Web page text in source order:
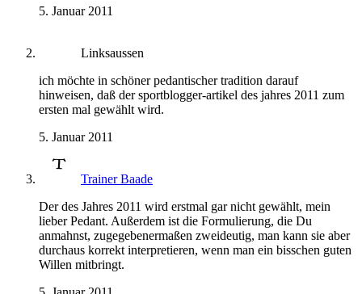
5. Januar 2011
Linksaussen
ich möchte in schöner pedantischer tradition darauf
hinweisen, daß der sportblogger-artikel des jahres 2011 zum
ersten mal gewählt wird.
5. Januar 2011
Trainer Baade
Der des Jahres 2011 wird erstmal gar nicht gewählt, mein
lieber Pedant. Außerdem ist die Formulierung, die Du
anmahnst, zugegebenermaßen zweideutig, man kann sie aber
durchaus korrekt interpretieren, wenn man ein bisschen guten
Willen mitbringt.